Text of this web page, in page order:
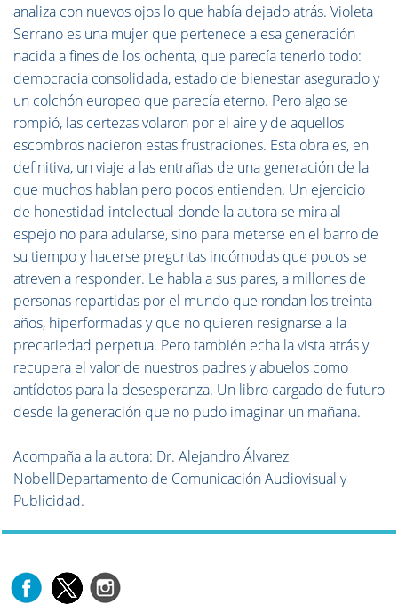
analiza con nuevos ojos lo que había dejado atrás. Violeta
Serrano es una mujer que pertenece a esa generación
nacida a fines de los ochenta, que parecía tenerlo todo:
democracia consolidada, estado de bienestar asegurado y
un colchón europeo que parecía eterno. Pero algo se
rompió, las certezas volaron por el aire y de aquellos
escombros nacieron estas frustraciones. Esta obra es, en
definitiva, un viaje a las entrañas de una generación de la
que muchos hablan pero pocos entienden. Un ejercicio
de honestidad intelectual donde la autora se mira al
espejo no para adularse, sino para meterse en el barro de
su tiempo y hacerse preguntas incómodas que pocos se
atreven a responder. Le habla a sus pares, a millones de
personas repartidas por el mundo que rondan los treinta
años, hiperformadas y que no quieren resignarse a la
precariedad perpetua. Pero también echa la vista atrás y
recupera el valor de nuestros padres y abuelos como
antídotos para la desesperanza. Un libro cargado de futuro
desde la generación que no pudo imaginar un mañana.
Acompaña a la autora: Dr. Alejandro Álvarez
NobellDepartamento de Comunicación Audiovisual y
Publicidad.